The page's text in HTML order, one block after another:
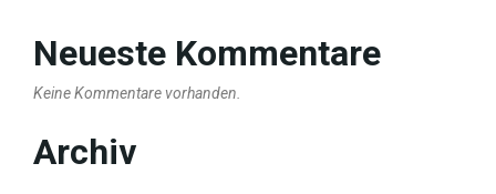
Neueste Kommentare
Keine Kommentare vorhanden.
Archiv